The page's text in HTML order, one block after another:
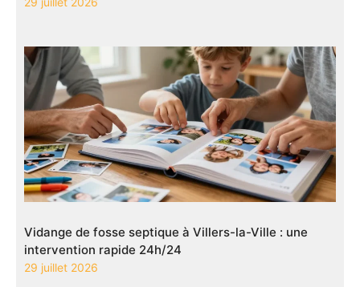
Vidange de fosse septique à Villers-la-Ville : une
intervention rapide 24h/24
29 juillet 2026